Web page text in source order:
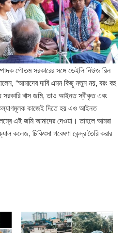
গৌতম সরকারের সঙ্গে ডেইলি নিউজ রিল
“আমাদের দাবি এমন কিছু নতুন নয়, বরং বহু
সরকারি খাস জমি, তাও আইনত স্বীকৃত এবং
কাজেই দিতে হয় এও আইনত
এই জমি আমাদের দেওয়া। তাহলে আমরা
কলেজ, চিকিৎসা গবেষণা কেন্দ্র তৈরি করার